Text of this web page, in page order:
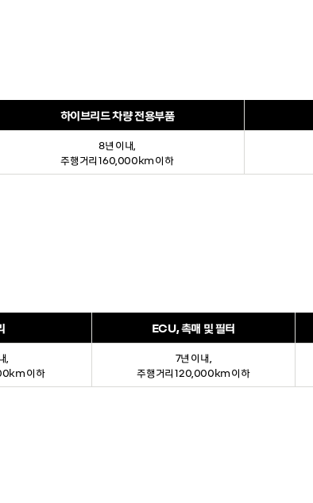
하이브리드 차량 전용부품
8년 이내,
주행거리 160,000km 이하
ECU, 촉매 및 필터
,
이하
7년 이내,
주행거리 120,000km 이하